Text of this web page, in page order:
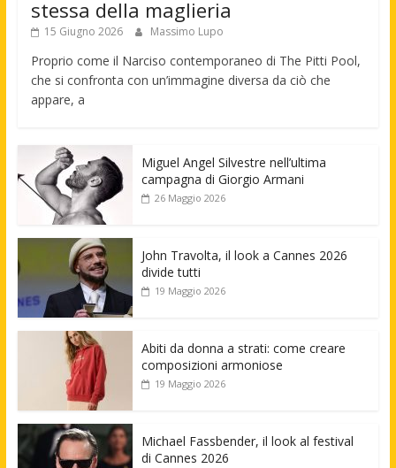
stessa della maglieria
15 Giugno 2026 Massimo Lupo
Proprio come il Narciso contemporaneo di The Pitti Pool,
che si confronta con un’immagine diversa da ciò che
appare, a
Miguel Angel Silvestre nell’ultima
campagna di Giorgio Armani
26 Maggio 2026
John Travolta, il look a Cannes 2026
divide tutti
19 Maggio 2026
Abiti da donna a strati: come creare
composizioni armoniose
19 Maggio 2026
Michael Fassbender, il look al festival
di Cannes 2026